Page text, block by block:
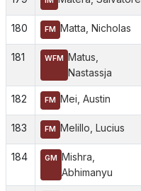
180 FM Matta, Nicholas
181 WFM Matus,
Nastassja
182 FM Mei, Austin
183 FM Melillo, Lucius
184 GM Mishra,
Abhimanyu